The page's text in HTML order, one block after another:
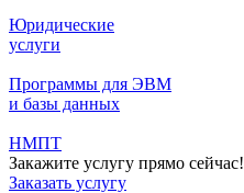
Юридические
услуги
Программы для ЭВМ
и базы данных
НМПТ
Закажите услугу прямо сейчас!
Заказать услугу